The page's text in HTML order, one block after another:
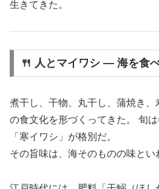
生きてきた。
🍴 人とマイワシ ― 海を食
煮干し、干物、丸干し、蒲焼き、
の食文化を形づくってきた。 旬
「寒イワシ」が格別だ。
その旨味は、海そのものの味とい